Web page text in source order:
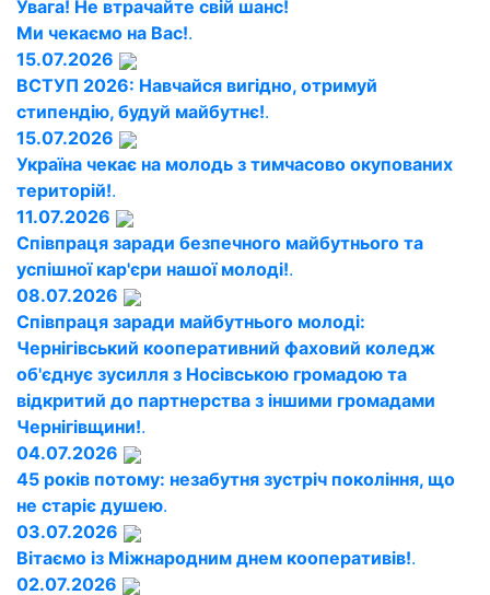
Увага! Не втрачайте свій шанс!
Ми чекаємо на Вас!.
15.07.2026
ВСТУП 2026: Навчайся вигідно, отримуй
стипендію, будуй майбутнє!.
15.07.2026
Україна чекає на молодь з тимчасово окупованих
територій!.
11.07.2026
Співпраця заради безпечного майбутнього та
успішної кар'єри нашої молоді!.
08.07.2026
Співпраця заради майбутнього молоді:
Чернігівський кооперативний фаховий коледж
об'єднує зусилля з Носівською громадою та
відкритий до партнерства з іншими громадами
Чернігівщини!.
04.07.2026
45 років потому: незабутня зустріч покоління, що
не старіє душею.
03.07.2026
Вітаємо із Міжнародним днем кооперативів!.
02.07.2026